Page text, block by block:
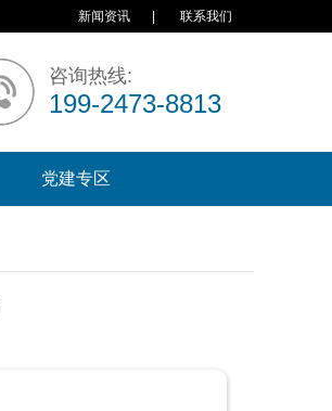
新闻资讯 联系我们
咨询热线:
199-2473-8813
党建专区